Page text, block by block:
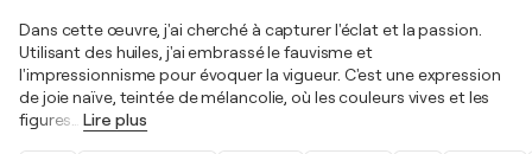
Dans cette œuvre, j'ai cherché à capturer l'éclat et la passion.
Utilisant des huiles, j'ai embrassé le fauvisme et
l'impressionnisme pour évoquer la vigueur. C'est une expression
de joie naïve, teintée de mélancolie, où les couleurs vives et les
figures
Lire plus